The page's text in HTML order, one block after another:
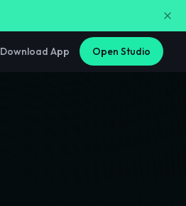
Download App Open Studio